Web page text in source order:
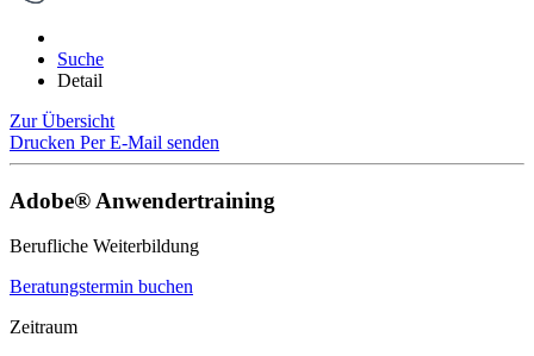
Suche
Detail
Zur Übersicht
Drucken Per E-Mail senden
Adobe® Anwendertraining
Berufliche Weiterbildung
Beratungstermin buchen
Zeitraum